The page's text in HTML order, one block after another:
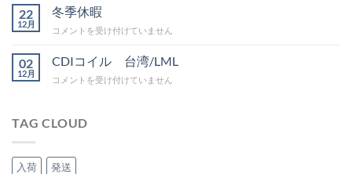
グ
吉
は
暇
案
内
22
12月
冬季休暇
冬
休
暇
は
コメントを受け付けていません
02
12月
CDIコイル 台湾/LML
CDI
ル
は
コメントを受け付けていません
TAG CLOUD
入荷 発送